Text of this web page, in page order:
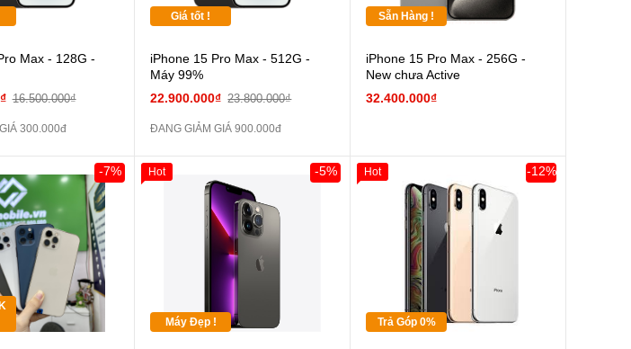
Max - 128G -
16.500.000₫
300.000đ
Giá tốt !
iPhone 15 Pro Max - 512G -
Máy 99%
22.900.000₫ 23.800.000₫
ĐANG GIẢM GIÁ 900.000đ
Sẵn Hàng !
iPhone 15 Pro Max - 256G -
New chưa Active
32.400.000₫
Khách Hàng
-7%
Máy Đẹp !
-5%
Hot
Trả Góp 0%
Giảm 100.000đ
Khách Hàng
Thân Thiết
Tặng
Tặng
-12%
Hot